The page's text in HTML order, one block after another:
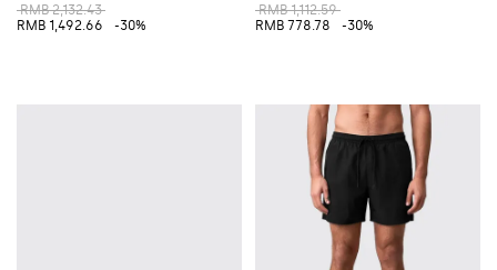
RMB 2,132.43
RMB 1,492.66
-30%
RMB 1,112.59
RMB 778.78
-30%